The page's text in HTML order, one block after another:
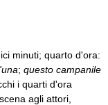
minuti; quarto d'ora:
; questo campanile
i quarti d'ora
agli attori,